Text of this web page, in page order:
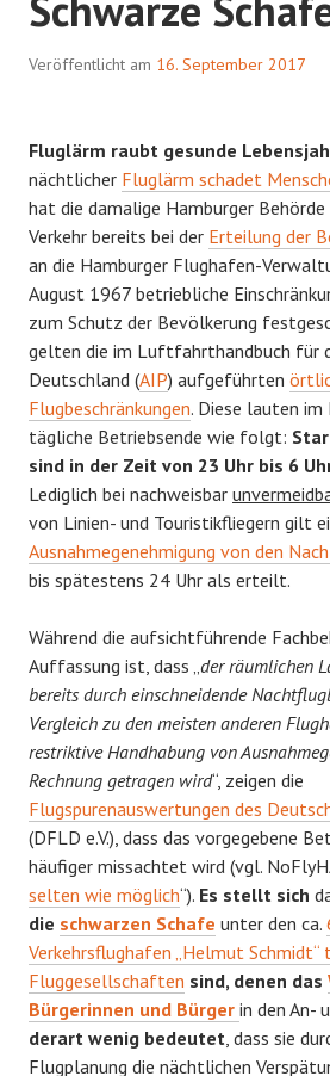
Veröffentlicht am 16. September 2017
Fluglärm raubt gesunde
nächtlicher Fluglärm schadet
hat die damalige Hamburger
Verkehr bereits bei der Erteilung der
an die Hamburger Flughafen-
August 1967 betriebliche
zum Schutz der Bevölkerung
gelten die im Luftfahrthandbuch für
Deutschland (AIP) aufgeführten
Flugbeschränkungen. Diese lauten im
tägliche Betriebsende wie folgt:
sind in der Zeit von 23 Uhr bis 6
Lediglich bei nachweisbar
von Linien- und Touristikfliegern gilt
Ausnahmegenehmigung von den
bis spätestens 24 Uhr als erteilt.
Während die aufsichtführende
Auffassung ist, dass „der räumlichen
bereits durch einschneidende
Vergleich zu den meisten anderen
restriktive Handhabung von
Rechnung getragen wird“, zeigen die
Flugspurenauswertungen des
(DFLD e.V.), dass das vorgegebene
häufiger missachtet wird (vgl.
selten wie möglich“). Es stellt sich
die schwarzen Schafe unter den ca.
Verkehrsflughafen „Helmut Schmidt“
Fluggesellschaften sind, denen das
Bürgerinnen und Bürger in den An-
derart wenig bedeutet, dass sie
Flugplanung die nächtlichen